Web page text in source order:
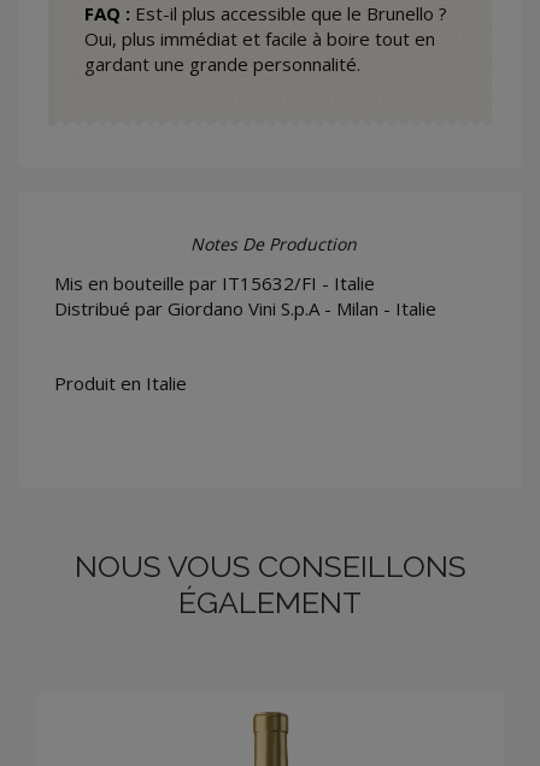
FAQ : Est-il plus accessible que le Brunello ?
Oui, plus immédiat et facile à boire tout en
gardant une grande personnalité.
Notes De Production
Mis en bouteille par IT15632/FI - Italie
Distribué par Giordano Vini S.p.A - Milan - Italie
Produit en Italie
NOUS VOUS CONSEILLONS
ÉGALEMENT